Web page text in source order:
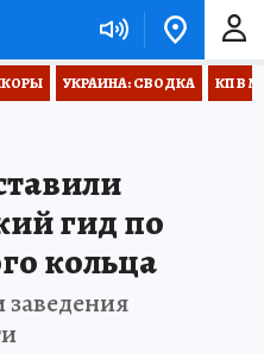
УКРАИНА: СВОДКА КП В
гид по
кольца
заведения